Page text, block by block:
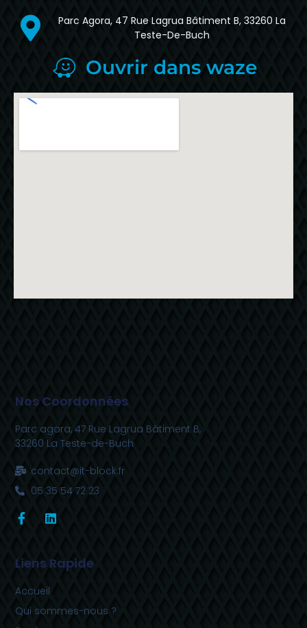
Parc Agora, 47 Rue Lagrua Bâtiment B, 33260 La
Teste-De-Buch
Ouvrir dans waze
Liens Rapide
Accueil
Qui sommes-nous ?
Nos Coordonnées
Parc agora, 47 Rue Lagrua Bâtiment B,
33260 La Teste-de-Buch
contact@it-block.fr
05 35 54 72 23